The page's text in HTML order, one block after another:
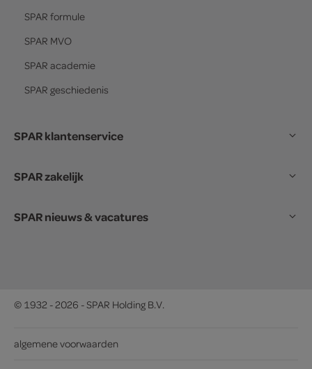
SPAR formule
SPAR MVO
SPAR academie
SPAR geschiedenis
SPAR klantenservice
SPAR zakelijk
SPAR nieuws & vacatures
© 1932 - 2026 - SPAR Holding B.V.
algemene voorwaarden